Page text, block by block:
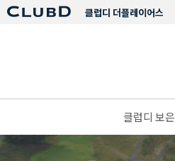
클럽디 더플레이어스
클럽디 보은